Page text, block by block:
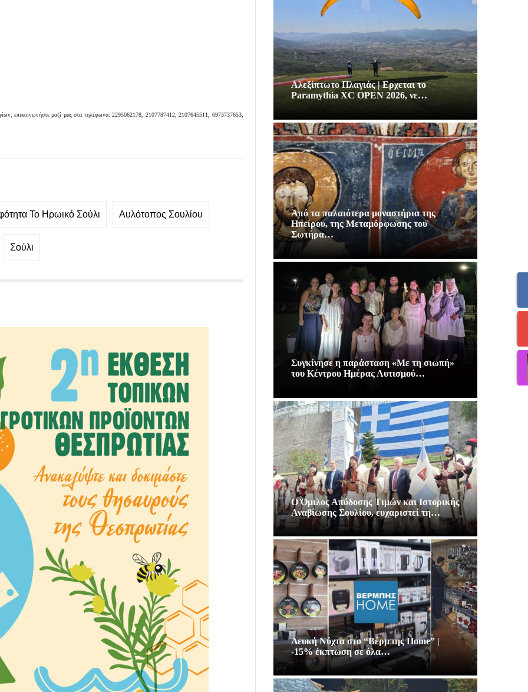
επικοινωνήστε μαζί μας στα τηλέφωνα: 2295062178, 2107787412, 2107645511, 6973737653,
Το Ηρωικό Σούλι Αυλότοπος Σουλίου
Σούλι
Αλεξίπτωτο Πλαγιάς | Ερχεται το
Paramythia XC OPEN 2026, νε…
Από τα παλαιότερα μοναστήρια της
Ηπείρου, της Μεταμόρφωσης του
Σωτήρα…
Συγκίνησε η παράσταση «Με τη σιωπή»
του Κέντρου Ημέρας Αυτισμού…
Ο Όμιλος Απόδοσης Τιμών και Ιστορικής
Αναβίωσης Σουλίου, ευχαριστεί τη…
Λευκή Νύχτα στο “Βέρμπης Home” |
-15% έκπτωση σε όλα…